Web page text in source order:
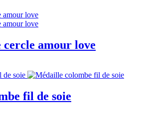
amour love
fil de soie